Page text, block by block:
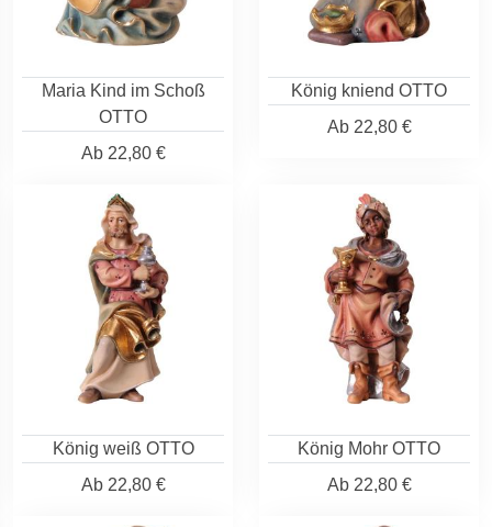
Maria Kind im Schoß
OTTO
Ab22,80 €
König kniend OTTO
Ab22,80 €
König weiß OTTO
Ab22,80 €
König Mohr OTTO
Ab22,80 €